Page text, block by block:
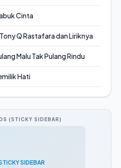
Cinta
Q Rastafara dan Liriknya
Malu Tak Pulang Rindu
Hati
(STICKY SIDEBAR)
SIDEBAR